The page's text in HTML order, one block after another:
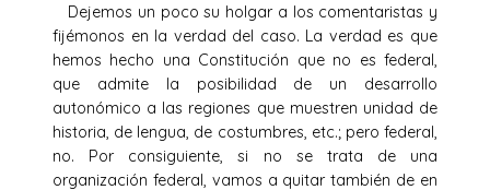
Dejemos un poco su holgar a los comentaristas y
fijémonos en la verdad del caso. La verdad es que
hemos hecho una Constitución que no es federal,
que admite la posibilidad de un desarrollo
autonómico a las regiones que muestren unidad de
historia, de lengua, de costumbres, etc.; pero federal,
no. Por consiguiente, si no se trata de una
organización federal, vamos a quitar también de en